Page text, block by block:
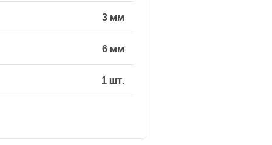
3 мм
6 мм
1 шт.